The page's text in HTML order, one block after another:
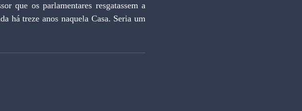
que os parlamentares resgatassem a
há treze anos naquela Casa. Seria um